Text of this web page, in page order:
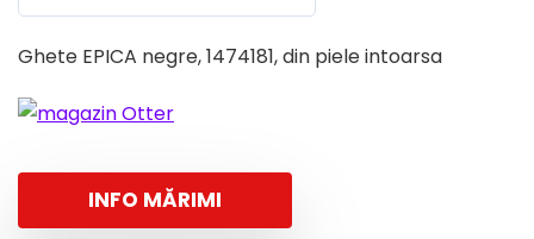
Ghete EPICA negre, 1474181, din piele intoarsa
INFO MĂRIMI